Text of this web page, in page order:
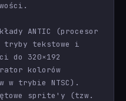
ANTIC (procesor
tryby tekstowe i
do 320×192
kolorów
w trybie NTSC).
sprite'y (tzw.